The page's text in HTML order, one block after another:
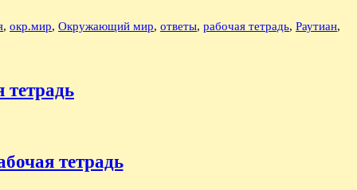
, окр.мир, Окружающий мир, ответы, рабочая тетрадь, Раутиан,
тетрадь